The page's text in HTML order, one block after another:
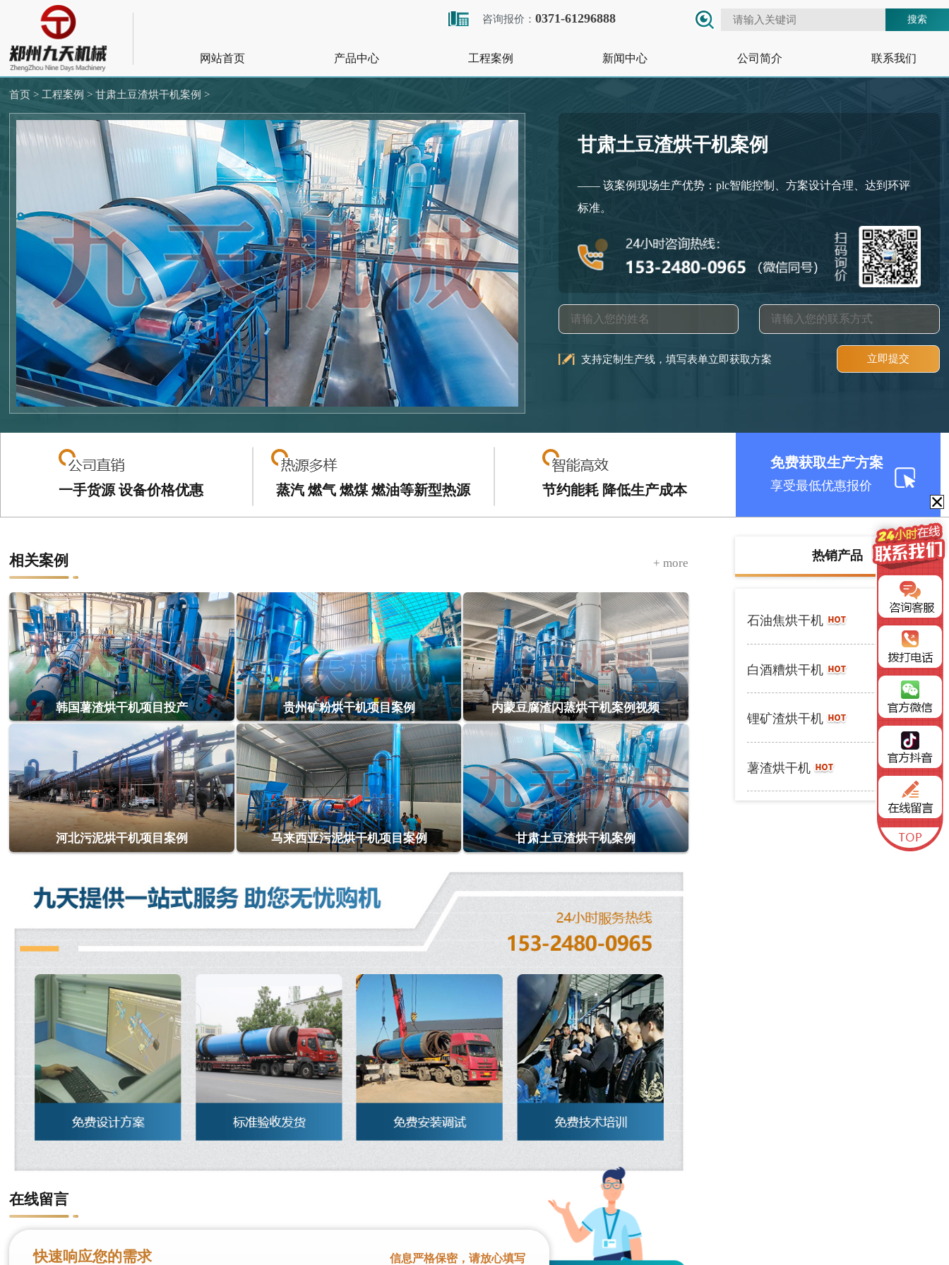
咨询报价：0371-61296888 搜索
网站首页 产品中心 工程案例 新闻中心 公司简介 联系我们
首页 > 工程案例 > 甘肃土豆渣烘干机案例 >
甘肃土豆渣烘干机案例
—— 该案例现场生产优势：plc智能控制、方案设计合理、达到环评
标准。
支持定制生产线，填写表单立即获取方案 立即提交
一手货源 设备价格优惠 蒸汽 燃气 燃煤 燃油等新型热源 节约能耗 降低生产成本
免费获取生产方案
享受最低优惠报价
相关案例 + more
韩国薯渣烘干机项目投产 贵州矿粉烘干机项目案例 内蒙豆腐渣闪蒸烘干机案例视频
河北污泥烘干机项目案例 马来西亚污泥烘干机项目案例 甘肃土豆渣烘干机案例
在线留言
快速响应您的需求 信息严格保密，请放心填写
热销产品
石油焦烘干机 详情 >
白酒糟烘干机 详情 >
锂矿渣烘干机 详情 >
薯渣烘干机 详情 >